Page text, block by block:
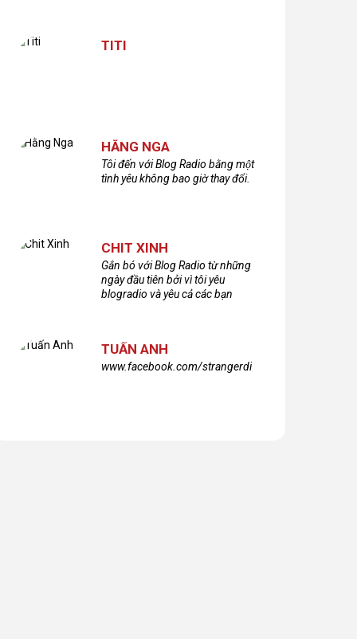
TITI
HẰNG NGA
Tôi đến với Blog Radio bằng một
tình yêu không bao giờ thay đổi.
CHIT XINH
Gắn bó với Blog Radio từ những
ngày đầu tiên bởi vì tôi yêu
blogradio và yêu cả các bạn
nhiều!
TUẤN ANH
www.facebook.com/strangerdi